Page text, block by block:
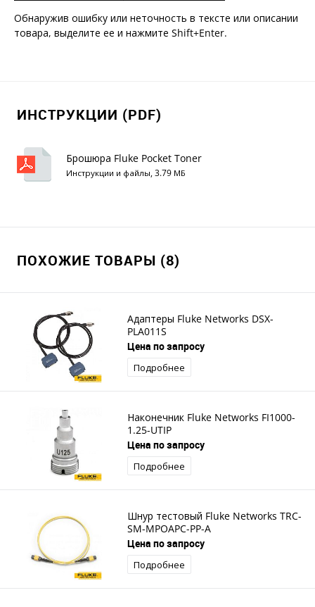
Обнаружив ошибку или неточность в тексте или описании
товара, выделите ее и нажмите Shift+Enter.
ИНСТРУКЦИИ (PDF)
Брошюра Fluke Pocket Toner
Инструкции и файлы, 3.79 МБ
ПОХОЖИЕ ТОВАРЫ (8)
Адаптеры Fluke Networks DSX-
PLA011S
Цена по запросу
Подробнее
Наконечник Fluke Networks FI1000-
1.25-UTIP
Цена по запросу
Подробнее
Шнур тестовый Fluke Networks TRC-
SM-MPOAPC-PP-A
Цена по запросу
Подробнее